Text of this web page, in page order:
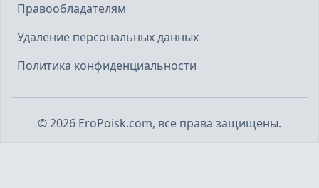
Правообладателям
Удаление персональных данных
Политика конфиденциальности
©2026 EroPoisk.com, все права защищены.